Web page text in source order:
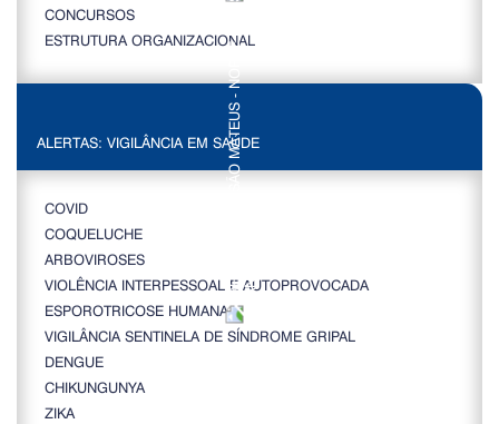
CONCURSOS
ESTRUTURA ORGANIZACIONAL
ALERTAS: VIGILÂNCIA EM SAÚDE
COVID
COQUELUCHE
ARBOVIROSES
VIOLÊNCIA INTERPESSOAL E AUTOPROVOCADA
ESPOROTRICOSE HUMANA
VIGILÂNCIA SENTINELA DE SÍNDROME GRIPAL
DENGUE
CHIKUNGUNYA
ZIKA